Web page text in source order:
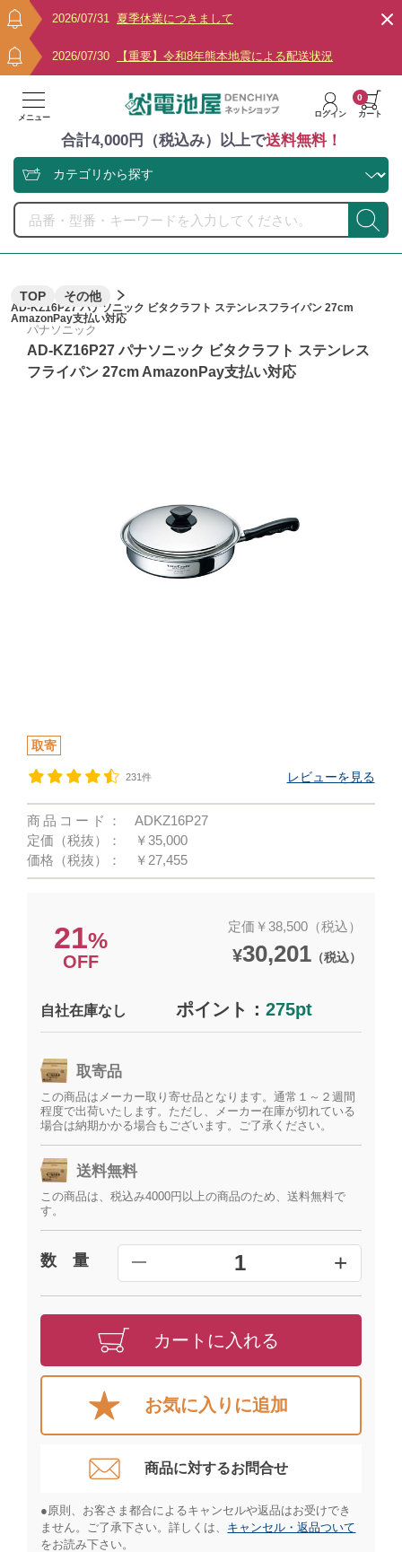
2026/07/31 夏季休業につきまして
2026/07/30 【重要】令和8年熊本地震による配送状況
メニュー ログイン カート
0
合計4,000円（税込み）以上で送料無料！
TOP その他
AD-KZ16P27 パナソニック ビタクラフト ステンレスフライパン 27cm
AmazonPay支払い対応
パナソニック
AD-KZ16P27 パナソニック ビタクラフト ステンレス
フライパン 27cm AmazonPay支払い対応
取寄
231件 レビューを見る
商品コード：
ADKZ16P27
定価（税抜）：
￥35,000
価格（税抜）：
￥27,455
21%
OFF
定価￥38,500（税込）
¥30,201（税込）
自社在庫なし ポイント： 275pt
取寄品
この商品はメーカー取り寄せ品となります。通常１～２週間
程度で出荷いたします。ただし、メーカー在庫が切れている
場合は納期かかる場合もございます。ご了承ください。
送料無料
この商品は、税込み4000円以上の商品のため、送料無料で
す。
数 量 ━ 1 +
カートに入れる
お気に入りに追加
商品に対するお問合せ​
●原則、お客さま都合によるキャンセルや返品はお受けでき
ません。ご了承下さい。詳しくは、 キャンセル・返品ついて
をお読み下さい。​